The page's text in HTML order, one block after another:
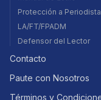
Protección a
LA/FT/FPADM
Defensor del Lector
Contacto
Paute con Nosotros
Términos y